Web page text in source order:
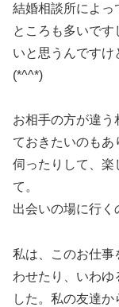
結婚相談所によっ
ところも多いで
いと思うんですけ
(*^^*)
お相手の方が違う
ておきたいのもあ
伺ったりして、楽
て。
出会いの場に行く
私は、このお仕事
わせたり、いわゆ
した。私の友達